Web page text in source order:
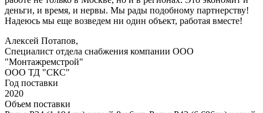
деньги, и время, и нервы. Мы рады подобному партнерству!
Надеюсь мы еще возведем ни один объект, работая вместе!
Алексей Потапов,
Специалист отдела снабжения компании ООО
"Монтажремстрой"
ООО ТД "СКС"
Год поставки
2020
Объем поставки